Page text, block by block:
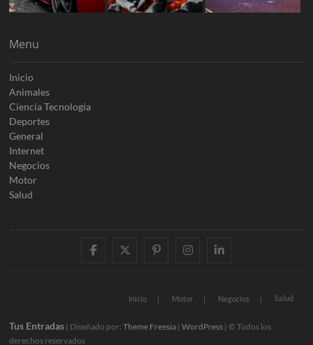
Menu
Inicio
Animales
Ciencia Tecnología
Deportes
General
Internet
Negocios
Motor
Salud
facebooktwitter
pinterestinstagram
linkedin
Inicio Motor Negocios Salud
Tus Entradas | Diseñado por:Theme Freesia |WordPress | © Todos los
derechos reservados